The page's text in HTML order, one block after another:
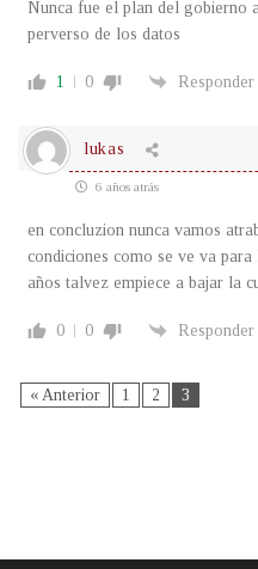
Nunca fue el plan del gobierno
perverso de los datos
1 0 Responder
lukas
6 años atrás
en concluzion nunca vamos
condiciones como se ve va
años talvez empiece a bajar la
0 0 Responder
« Anterior 1 2 3